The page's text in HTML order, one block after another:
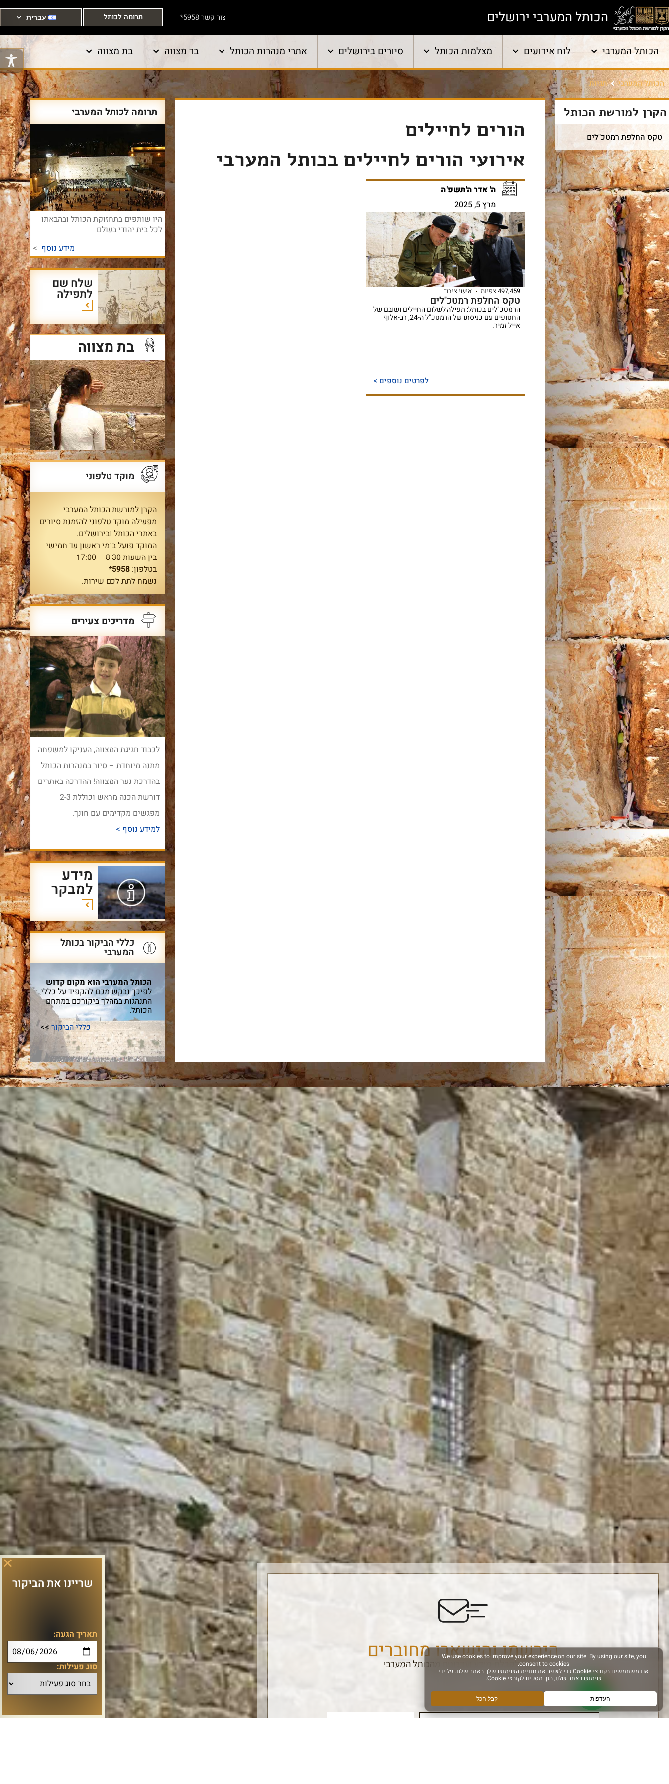
הכותל המערבי ירושלים צור קשר 5958* תרומה לכותל עברית
הכותל המערבי לוח אירועים מצלמות הכותל סיורים בירושלים אתרי מנהרות הכותל בר מצווה בת מצווה
הכותל המערבי תגיות
הקרן למורשת הכותל
טקס החלפת רמטכ"לים
הורים לחיילים
אירועי הורים לחיילים בכותל המערבי
ה' אדר ה'תשפ"ה
מרץ 5, 2025
497,459 צפיות אישי ציבור
טקס החלפת רמטכ"לים
הרמטכ"לים בכותל: תפילה לשלום החיילים ושובם של
החטופים עם כניסתו של הרמטכ"ל ה-24, רב-אלוף
אייל זמיר.
לפרטים נוספים >
תרומה לכותל המערבי
היו שותפים בתחזוקת הכותל ובהבאתו
לכל בית יהודי בעולם
מידע נוסף >
שלח שם
לתפילה
בת מצווה
מוקד טלפוני
הקרן למורשת הכותל המערבי
מפעילה מוקד טלפוני להזמנת סיורים
באתרי הכותל ובירושלים.
המוקד פועל בימי ראשון עד חמישי
בין השעות 8:30 – 17:00
בטלפון: 5958*
נשמח לתת לכם שירות.
מדריכים צעירים
לכבוד חגיגת המצווה, העניקו למשפחה
מתנה מיוחדת – סיור במנהרות הכותל
בהדרכת נער המצווה! ההדרכה באתרים
דורשת הכנה מראש וכוללת 2-3
מפגשים מקדימים עם חונך.
למידע נוסף >
מידע
למבקר
כללי הביקור בכותל
המערבי
הכותל המערבי הוא מקום קדוש
לפיכך נבקש מכם להקפיד על כללי
התנהגות במהלך ביקורכם במתחם
הכותל.
כללי הביקור>>
הירשמו והישארו מחוברים
הרשם לקבלת מידע ועדכונים מהכותל המערבי
אני מאשר קבלת מידע
שריינו את הביקור
תאריך הגעה:
סוג פעילות: